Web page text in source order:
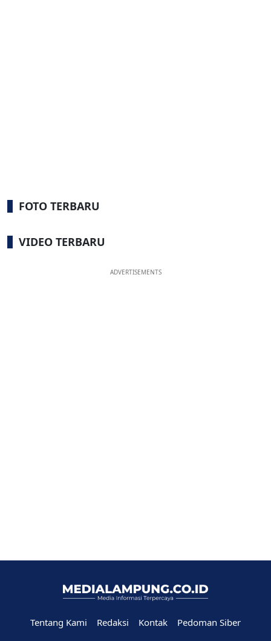
FOTO TERBARU
VIDEO TERBARU
ADVERTISEMENTS
Tentang Kami Redaksi Kontak
Pedoman Siber